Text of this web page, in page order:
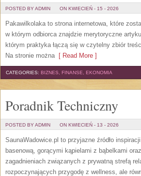
POSTED BY ADMIN ON KWIECIEŃ - 15 - 2026
Pakawilkolaka to strona internetowa, które
w którym odbiorca znajdzie merytoryczne
którym praktyka łączą się w czytelny zbiór
Na stronie można[ Read More ]
CATEGORIES: BIZNES, FINANSE, EKONOMIA
Poradnik Techniczny
POSTED BY ADMIN ON KWIECIEŃ - 13 - 2026
SaunaWadowice.pl to przyjazne źródło
basenową, gorącymi kąpielami z bąbelkami
zagadnieniach związanych z prywatną strefą
rozpoczynających przygodę z wellness, ale